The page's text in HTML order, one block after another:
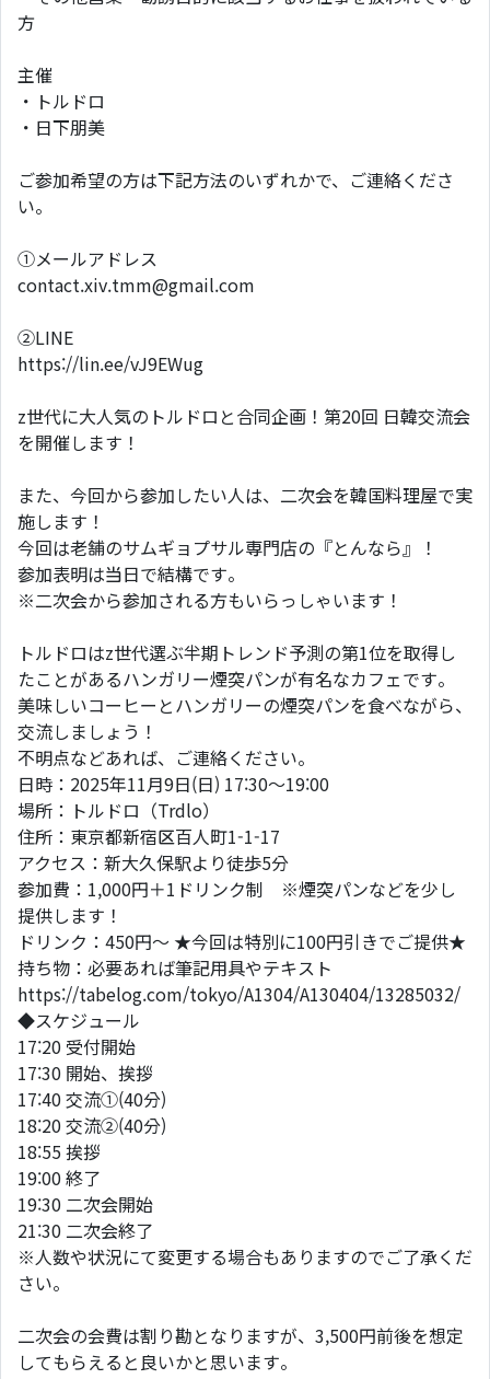
方
主催
・トルドロ
・日下朋美
ご参加希望の方は下記方法のいずれかで、ご連絡くださ
い。
①メールアドレス
contact.xiv.tmm@gmail.com
②LINE
https://lin.ee/vJ9EWug
z世代に大人気のトルドロと合同企画！第20回 日韓交流会
を開催します！
また、今回から参加したい人は、二次会を韓国料理屋で実
施します！
今回は老舗のサムギョプサル専門店の『とんなら』！
参加表明は当日で結構です。
※二次会から参加される方もいらっしゃいます！
トルドロはz世代選ぶ半期トレンド予測の第1位を取得し
たことがあるハンガリー煙突パンが有名なカフェです。
美味しいコーヒーとハンガリーの煙突パンを食べながら、
交流しましょう！
不明点などあれば、ご連絡ください。
日時：2025年11月9日(日) 17:30～19:00
場所：トルドロ（Trdlo）
住所：東京都新宿区百人町1-1-17
アクセス：新大久保駅より徒歩5分
参加費：1,000円＋1ドリンク制 ※煙突パンなどを少し
提供します！
ドリンク：450円～ ★今回は特別に100円引きでご提供★
持ち物：必要あれば筆記用具やテキスト
https://tabelog.com/tokyo/A1304/A130404/13285032/
◆スケジュール
17:20 受付開始
17:30 開始、挨拶
17:40 交流①(40分)
18:20 交流②(40分)
18:55 挨拶
19:00 終了
19:30 二次会開始
21:30 二次会終了
※人数や状況にて変更する場合もありますのでご了承くだ
さい。
二次会の会費は割り勘となりますが、3,500円前後を想定
してもらえると良いかと思います。